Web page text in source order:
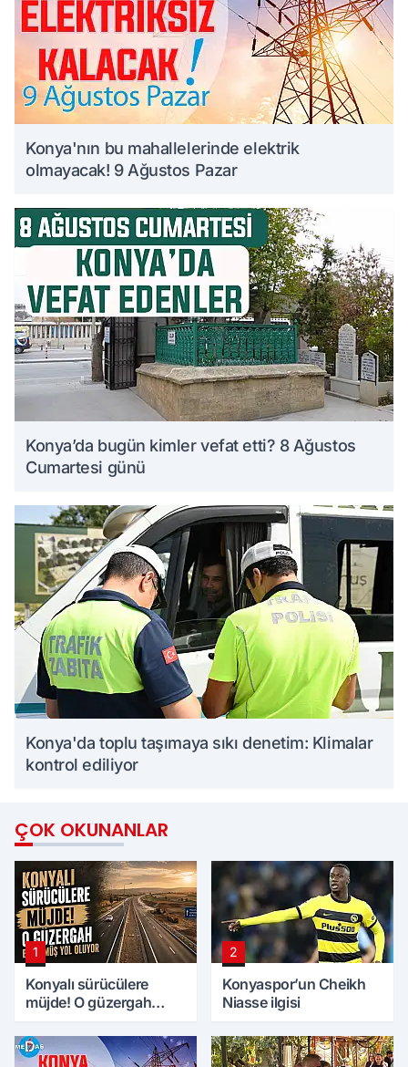
Konya'nın bu mahallelerinde elektrik
olmayacak! 9 Ağustos Pazar
Konya’da bugün kimler vefat etti? 8 Ağustos
Cumartesi günü
Konya'da toplu taşımaya sıkı denetim: Klimalar
kontrol ediliyor
ÇOK OKUNANLAR
1
Konyalı sürücülere
müjde! O güzergah
2
Konyaspor’un Cheikh
Niasse ilgisi